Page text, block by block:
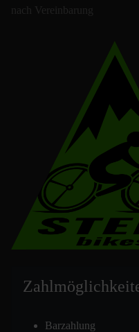
nach Vereinbarung
Zahlmöglich
Barzahlung